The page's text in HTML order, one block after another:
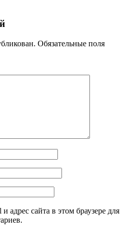
Обязательные поля
адрес сайта в этом браузере для